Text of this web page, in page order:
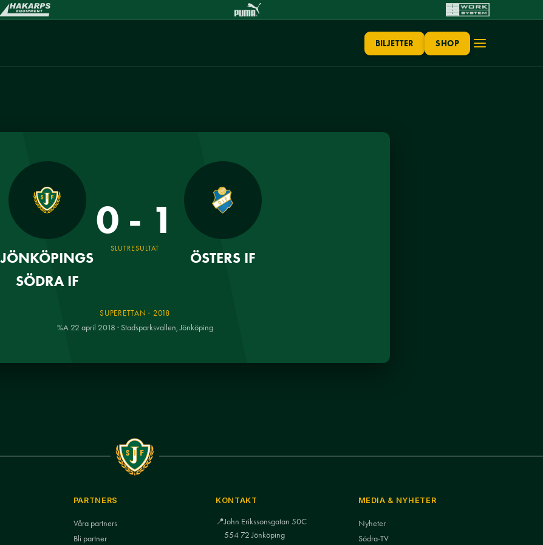
BILJETTER SHOP
JÖNKÖPINGS
SÖDRA IF
0 - 1
SLUTRESULTAT
ÖSTERS IF
SUPERETTAN · 2018
%A 22 april 2018 · Stadsparksvallen, Jönköping
PARTNERS
Våra partners
Bli partner
KONTAKT
📍John Erikssonsgatan 50C
554 72 Jönköping
MEDIA & NYHETER
Nyheter
Södra-TV